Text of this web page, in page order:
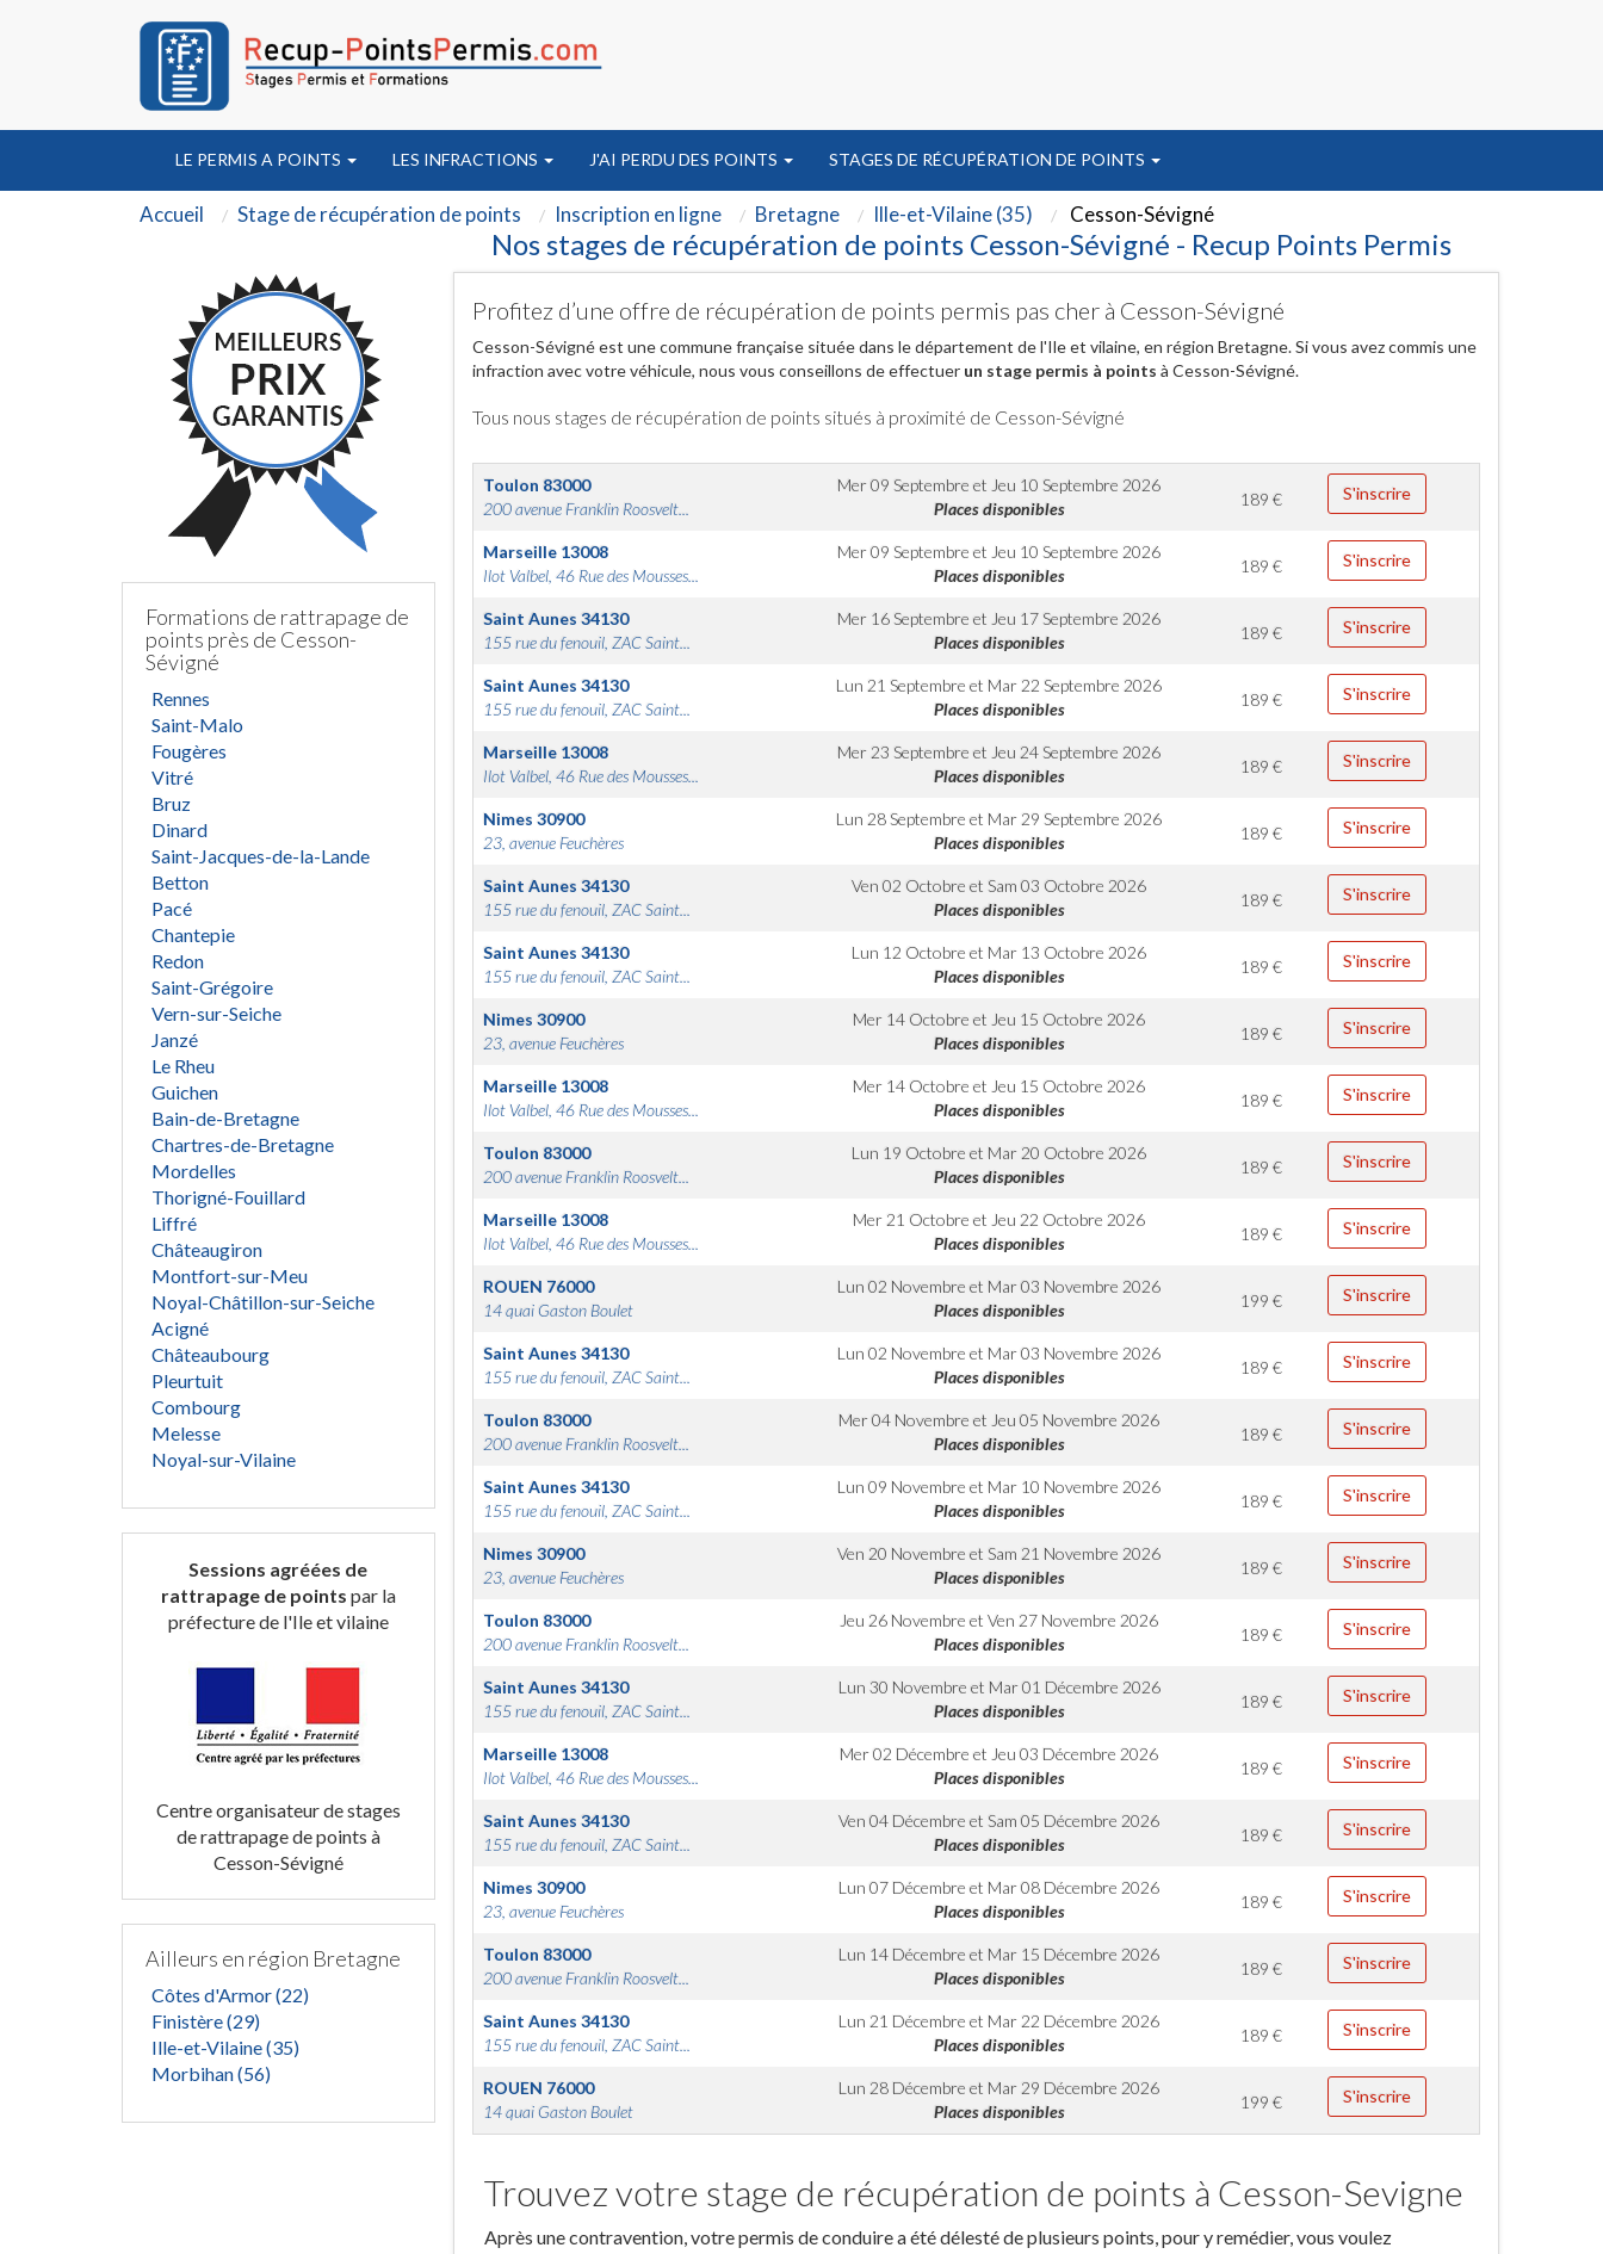
LE PERMIS A POINTS LES INFRACTIONS J'AI PERDU DES POINTS STAGES DE RÉCUPÉRATION DE POINTS
Accueil Stage de récupération de points Inscription en ligne Bretagne Ille-et-Vilaine (35) Cesson-Sévigné
Nos stages de récupération de points Cesson-Sévigné - Recup Points Permis
Formations de rattrapage de
points près de Cesson-
Sévigné
Rennes
Saint-Malo
Fougères
Vitré
Bruz
Dinard
Saint-Jacques-de-la-Lande
Betton
Pacé
Chantepie
Redon
Saint-Grégoire
Vern-sur-Seiche
Janzé
Le Rheu
Guichen
Bain-de-Bretagne
Chartres-de-Bretagne
Mordelles
Thorigné-Fouillard
Liffré
Châteaugiron
Montfort-sur-Meu
Noyal-Châtillon-sur-Seiche
Acigné
Châteaubourg
Pleurtuit
Combourg
Melesse
Noyal-sur-Vilaine
Sessions agréées de
rattrapage de points par la
préfecture de l'Ile et vilaine
Centre organisateur de stages
de rattrapage de points à
Cesson-Sévigné
Ailleurs en région Bretagne
Côtes d'Armor (22)
Finistère (29)
Ille-et-Vilaine (35)
Morbihan (56)
Profitez d’une offre de récupération de points permis pas cher à Cesson-Sévigné
Cesson-Sévigné est une commune française située dans le département de l'Ile et vilaine, en région Bretagne. Si vous avez commis une
infraction avec votre véhicule, nous vous conseillons de effectuer un stage permis à points à Cesson-Sévigné.
Tous nous stages de récupération de points situés à proximité de Cesson-Sévigné
Toulon 83000
200 avenue Franklin Roosvelt...
Mer 09 Septembre et Jeu 10 Septembre 2026
Places disponibles
189€ S'inscrire
Marseille 13008
Ilot Valbel, 46 Rue des Mousses...
Mer 09 Septembre et Jeu 10 Septembre 2026
Places disponibles
189€ S'inscrire
Saint Aunes 34130
155 rue du fenouil, ZAC Saint...
Mer 16 Septembre et Jeu 17 Septembre 2026
Places disponibles
189€ S'inscrire
Saint Aunes 34130
155 rue du fenouil, ZAC Saint...
Lun 21 Septembre et Mar 22 Septembre 2026
Places disponibles
189€ S'inscrire
Marseille 13008
Ilot Valbel, 46 Rue des Mousses...
Mer 23 Septembre et Jeu 24 Septembre 2026
Places disponibles
189€ S'inscrire
Nimes 30900
23, avenue Feuchères
Lun 28 Septembre et Mar 29 Septembre 2026
Places disponibles
189€ S'inscrire
Saint Aunes 34130
155 rue du fenouil, ZAC Saint...
Ven 02 Octobre etSam 03 Octobre 2026
Places disponibles
189€ S'inscrire
Saint Aunes 34130
155 rue du fenouil, ZAC Saint...
Lun 12 Octobre et Mar 13 Octobre 2026
Places disponibles
189€ S'inscrire
Nimes 30900
23, avenue Feuchères
Mer 14 Octobre et Jeu 15 Octobre 2026
Places disponibles
189€ S'inscrire
Marseille 13008
Ilot Valbel, 46 Rue des Mousses...
Mer 14 Octobre et Jeu 15 Octobre 2026
Places disponibles
189€ S'inscrire
Toulon 83000
200 avenue Franklin Roosvelt...
Lun 19 Octobre et Mar 20 Octobre 2026
Places disponibles
189€ S'inscrire
Marseille 13008
Ilot Valbel, 46 Rue des Mousses...
Mer 21 Octobre et Jeu 22 Octobre 2026
Places disponibles
189€ S'inscrire
ROUEN 76000
14 quai Gaston Boulet
Lun 02 Novembre et Mar 03 Novembre 2026
Places disponibles
199€ S'inscrire
Saint Aunes 34130
155 rue du fenouil, ZAC Saint...
Lun 02 Novembre et Mar 03 Novembre 2026
Places disponibles
189€ S'inscrire
Toulon 83000
200 avenue Franklin Roosvelt...
Mer 04 Novembre et Jeu 05 Novembre 2026
Places disponibles
189€ S'inscrire
Saint Aunes 34130
155 rue du fenouil, ZAC Saint...
Lun 09 Novembre et Mar 10 Novembre 2026
Places disponibles
189€ S'inscrire
Nimes 30900
23, avenue Feuchères
Ven 20 Novembre etSam 21 Novembre 2026
Places disponibles
189€ S'inscrire
Toulon 83000
200 avenue Franklin Roosvelt...
Jeu 26 Novembre etVen 27 Novembre 2026
Places disponibles
189€ S'inscrire
Saint Aunes 34130
155 rue du fenouil, ZAC Saint...
Lun 30 Novembre et Mar 01 Décembre 2026
Places disponibles
189€ S'inscrire
Marseille 13008
Ilot Valbel, 46 Rue des Mousses...
Mer 02 Décembre et Jeu 03 Décembre 2026
Places disponibles
189€ S'inscrire
Saint Aunes 34130
155 rue du fenouil, ZAC Saint...
Ven 04 Décembre etSam 05 Décembre 2026
Places disponibles
189€ S'inscrire
Nimes 30900
23, avenue Feuchères
Lun 07 Décembre et Mar 08 Décembre 2026
Places disponibles
189€ S'inscrire
Toulon 83000
200 avenue Franklin Roosvelt...
Lun 14 Décembre et Mar 15 Décembre 2026
Places disponibles
189€ S'inscrire
Saint Aunes 34130
155 rue du fenouil, ZAC Saint...
Lun 21 Décembre et Mar 22 Décembre 2026
Places disponibles
189€ S'inscrire
ROUEN 76000
14 quai Gaston Boulet
Lun 28 Décembre et Mar 29 Décembre 2026
Places disponibles
199€ S'inscrire
Trouvez votre stage de récupération de points à Cesson-Sevigne
Après une contravention, votre permis de conduire a été délesté de plusieurs points, pour y remédier, vous voulez